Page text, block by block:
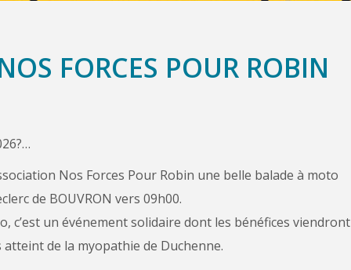
FORCES POUR ROBIN
Nos Forces Pour Robin une belle balade à moto
de BOUVRON vers 09h00.
c’est un événement solidaire dont les bénéfices viendront
de la myopathie de Duchenne.